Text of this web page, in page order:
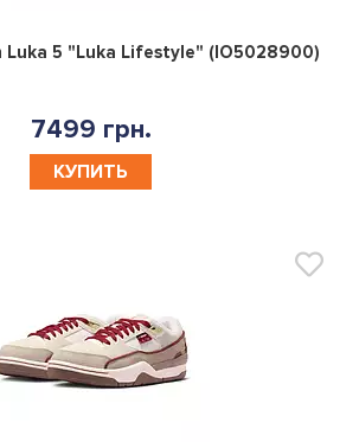
0
Luka 5 "Luka Lifestyle" (IO5028900)
7499 грн.
КУПИТЬ